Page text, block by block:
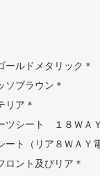
ルドメタリック＊
ブラウン＊
リア＊
ツシート １８ＷＡ
ート（リア８ＷＡＹ
ント及びリア＊